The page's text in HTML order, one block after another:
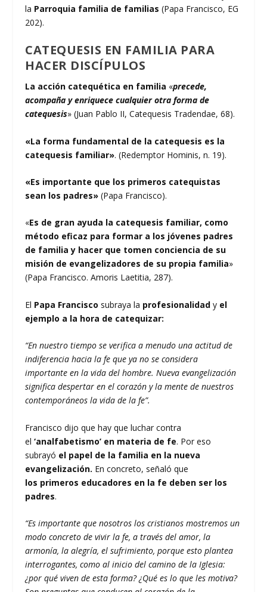
la Parroquia familia de familias (Papa Francisco, EG
202).
CATEQUESIS EN FAMILIA PARA
HACER DISCÍPULOS
La acción catequética en familia «precede,
acompaña y enriquece cualquier otra forma de
catequesis» (Juan Pablo II, Catequesis Tradendae, 68).
«La forma fundamental de la catequesis es la
catequesis familiar». (Redemptor Hominis, n. 19).
«Es importante que los primeros catequistas
sean los padres» (Papa Francisco).
«Es de gran ayuda la catequesis familiar, como
método eficaz para formar a los jóvenes padres
de familia y hacer que tomen conciencia de su
misión de evangelizadores de su propia familia»
(Papa Francisco. Amoris Laetitia, 287).
El Papa Francisco subraya la profesionalidad y el
ejemplo a la hora de catequizar:
“En nuestro tiempo se verifica a menudo una actitud de
indiferencia hacia la fe que ya no se considera
importante en la vida del hombre. Nueva evangelización
significa despertar en el corazón y la mente de nuestros
contemporáneos la vida de la fe”.
Francisco dijo que hay que luchar contra
el‘analfabetismo’ en materia de fe. Por eso
subrayó el papel de la familia en la nueva
evangelización. En concreto, señaló que
los primeros educadores en la fe deben ser los
padres.
“Es importante que nosotros los cristianos mostremos un
modo concreto de vivir la fe, a través del amor, la
armonía, la alegría, el sufrimiento, porque esto plantea
interrogantes, como al inicio del camino de la Iglesia:
¿por qué viven de esta forma? ¿Qué es lo que les motiva?